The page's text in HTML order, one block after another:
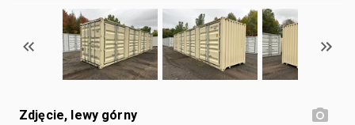
Zdjęcie, lewy górny